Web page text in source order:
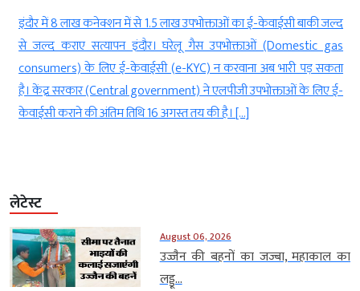
इंदौर में 8 लाख कनेक्शन में से 1.5 लाख उपभोक्ताओं का ई-केवाईसी बाकी जल्द
से जल्द कराए सत्यापन इंदौर। घरेलू गैस उपभोक्ताओं (Domestic gas
consumers) के लिए ई-केवाईसी (e-KYC) न करवाना अब भारी पड़ सकता
है। केंद्र सरकार (Central government) ने एलपीजी उपभोक्ताओं के लिए ई-
केवाईसी कराने की अंतिम तिथि 16 अगस्त तय की है। […]
लेटेस्ट
August 06, 2026
उज्जैन की बहनों का जज्बा, महाकाल का
लड्डू...